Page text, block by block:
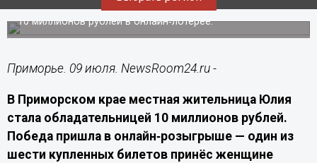
Жительница Приморского края Юлия выиграла
10 миллионов рублей в онлайн‑лотерее.
Приморье. 09 июля. NewsRoom24.ru -
В Приморском крае местная жительница Юлия
стала обладательницей 10 миллионов рублей.
Победа пришла в онлайн‑розыгрыше — один из
шести купленных билетов принёс женщине